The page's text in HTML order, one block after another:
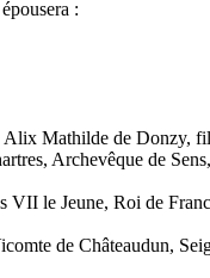
:
Alix Mathilde de Donzy,
Archevêque de
VII le Jeune, Roi de
de Châteaudun,